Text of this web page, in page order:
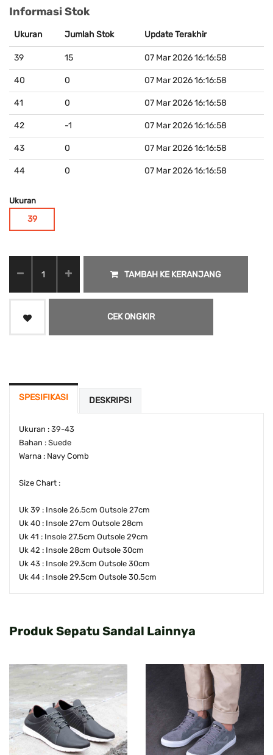
Informasi Stok
Ukuran Jumlah Stok Update Terakhir
39 15 07 Mar 2026 16:16:58
40 0 07 Mar 2026 16:16:58
41 0 07 Mar 2026 16:16:58
42 -1 07 Mar 2026 16:16:58
43 0 07 Mar 2026 16:16:58
44 0 07 Mar 2026 16:16:58
Ukuran
39
TAMBAH KE KERANJANG
CEK ONGKIR
SPESIFIKASI DESKRIPSI
Ukuran : 39-43
Bahan : Suede
Warna : Navy Comb
Size Chart :
Uk 39 : Insole 26.5cm Outsole 27cm
Uk 40 : Insole 27cm Outsole 28cm
Uk 41 : Insole 27.5cm Outsole 29cm
Uk 42 : Insole 28cm Outsole 30cm
Uk 43 : Insole 29.3cm Outsole 30cm
Uk 44 : Insole 29.5cm Outsole 30.5cm
Produk Sepatu Sandal Lainnya